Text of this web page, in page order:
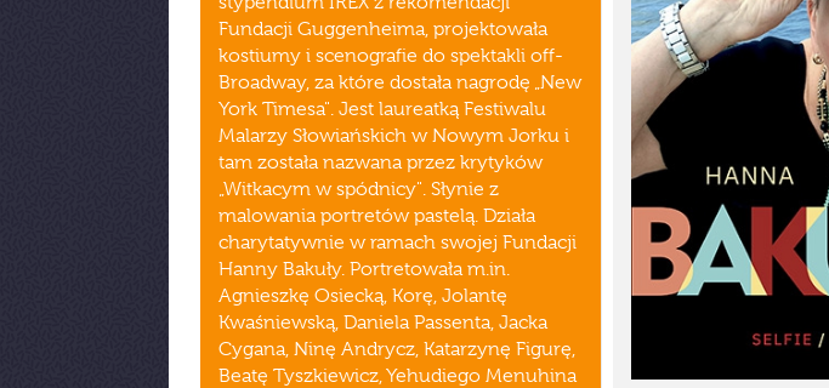
Fundacji Guggenheima, projektowała
kostiumy i scenografie do spektakli off-
Broadway, za które dostała nagrodę „New
York Timesa". Jest laureatką Festiwalu
Malarzy Słowiańskich w Nowym Jorku i
tam została nazwana przez krytyków
„Witkacym w spódnicy". Słynie z
malowania portretów pastelą. Działa
charytatywnie w ramach swojej Fundacji
Hanny Bakuły. Portretowała m.in.
Agnieszkę Osiecką, Korę, Jolantę
Kwaśniewską, Daniela Passenta, Jacka
Cygana, Ninę Andrycz, Katarzynę Figurę,
Beatę Tyszkiewicz, Yehudiego Menuhina